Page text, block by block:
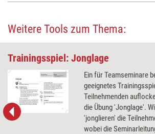
Weitere Tools zum Thema:
Trainingsspiel: Jonglage
Ein für Teamseminare
geeignetes
Teilnehmenden
die Übung 'Jonglage'.
'jonglieren' die
wobei die